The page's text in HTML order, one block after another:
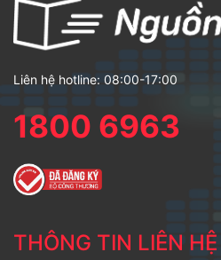
Liên hệ hotline: 08:00-17:00
1800 6963
THÔNG TIN LIÊN HỆ